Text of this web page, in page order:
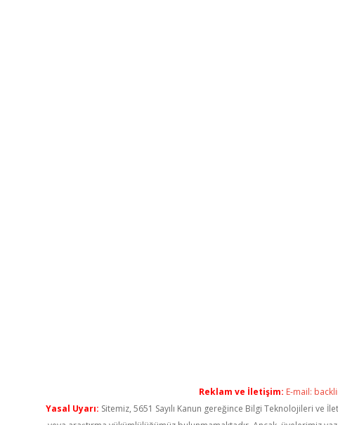
Reklam ve İletişim: E-mail:
Yasal Uyarı: Sitemiz, 5651 Sayılı Kanun gereğince Bilgi Teknolojileri ve